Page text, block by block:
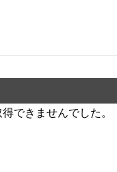
できませんでした。